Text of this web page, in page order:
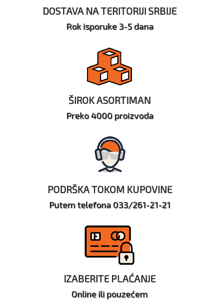
DOSTAVA NA TERITORIJI SRBIJE
Rok isporuke 3-5 dana
ŠIROK ASORTIMAN
Preko 4000 proizvoda
PODRŠKA TOKOM KUPOVINE
Putem telefona 033/261-21-21
IZABERITE PLAĆANJE
Online ili pouzećem